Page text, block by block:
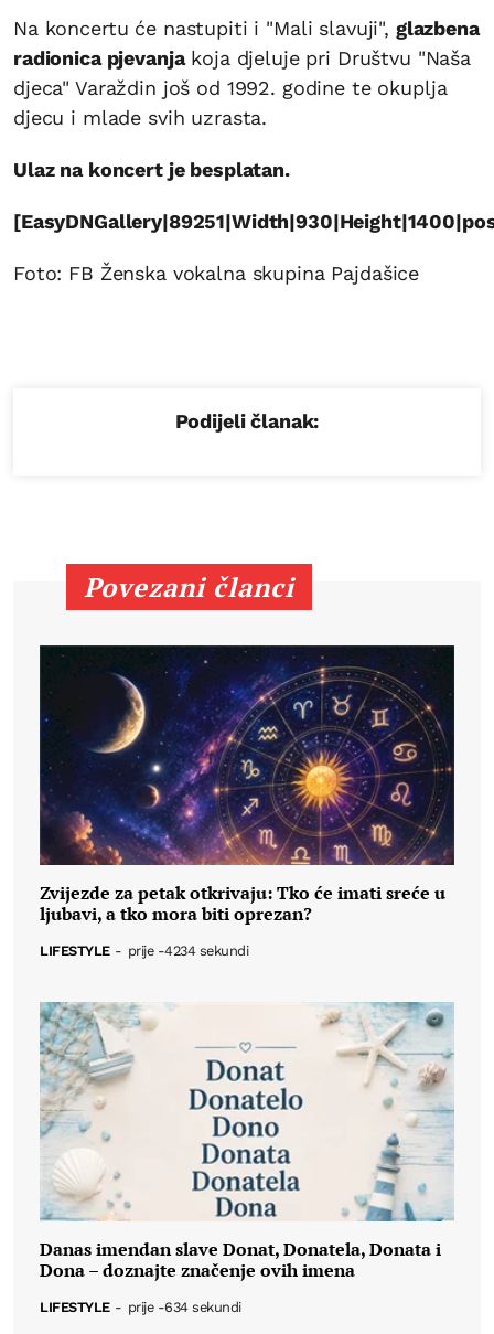
Na koncertu će nastupiti i "Mali slavuji", glazbena
radionica pjevanjakoja djeluje pri Društvu "Naša
djeca" Varaždin još od 1992. godine te okuplja
djecu i mlade svih uzrasta.
Ulaz na koncert je besplatan.
Foto: FB Ženska vokalna skupina Pajdašice
Podijeli članak:
Povezani članci
Zvijezde za petak otkrivaju: Tko će imati sreće u
ljubavi, a tko mora biti oprezan?
LIFESTYLE - prije -4234 sekundi
Danas imendan slave Donat, Donatela, Donata i
Dona – doznajte značenje ovih imena
LIFESTYLE - prije -634 sekundi